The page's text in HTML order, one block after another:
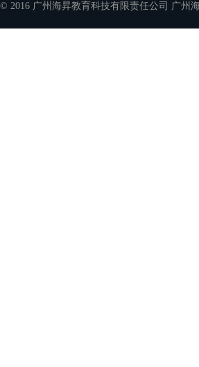
© 2016 广州海昇教育科技有限责任公司 广州